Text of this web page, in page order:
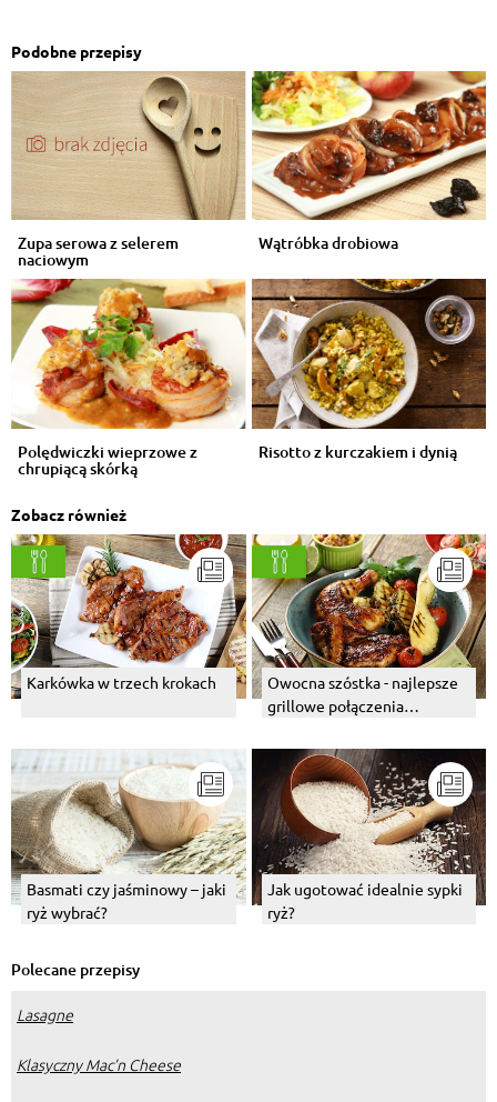
Podobne przepisy
Zupa serowa z selerem
naciowym
Wątróbka drobiowa
Polędwiczki wieprzowe z
chrupiącą skórką
Risotto z kurczakiem i dynią
Zobacz również
Karkówka w trzech krokach
Owocna szóstka - najlepsze
grillowe połączenia
Basmati czy jaśminowy – jaki
ryż wybrać?
Jak ugotować idealnie sypki
ryż?
Polecane przepisy
Lasagne
Klasyczny Mac’n Cheese